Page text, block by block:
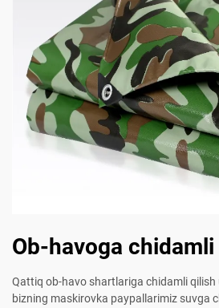
Ob-havoga chidamli
Qattiq ob-havo shartlariga chidamli qilish
bizning maskirovka paypallarimiz suvga